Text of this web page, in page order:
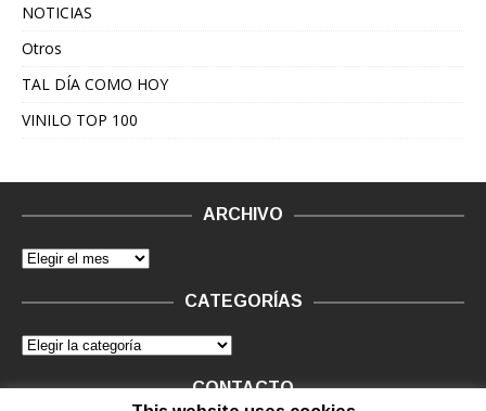
NOTICIAS
Otros
TAL DÍA COMO HOY
VINILO TOP 100
ARCHIVO
CATEGORÍAS
CONTACTO